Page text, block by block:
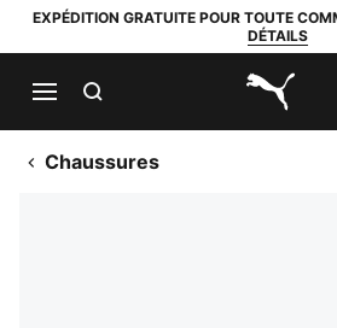
EXPÉDITION GRATUITE POUR TOUTE
DÉTAILS
Chaussures